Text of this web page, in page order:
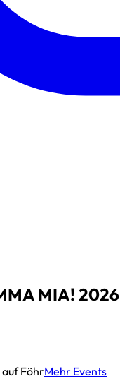
MIA! 2026
FöhrMehr Events